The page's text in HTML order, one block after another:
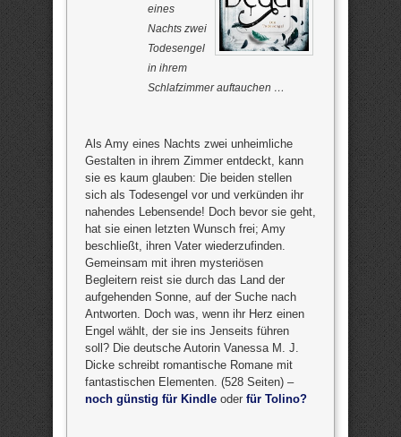
eines
Nachts zwei
Todesengel
in ihrem
Schlafzimmer auftauchen …
Als Amy eines Nachts zwei unheimliche
Gestalten in ihrem Zimmer entdeckt, kann
sie es kaum glauben: Die beiden stellen
sich als Todesengel vor und verkünden ihr
nahendes Lebensende! Doch bevor sie geht,
hat sie einen letzten Wunsch frei; Amy
beschließt, ihren Vater wiederzufinden.
Gemeinsam mit ihren mysteriösen
Begleitern reist sie durch das Land der
aufgehenden Sonne, auf der Suche nach
Antworten. Doch was, wenn ihr Herz einen
Engel wählt, der sie ins Jenseits führen
soll? Die deutsche Autorin Vanessa M. J.
Dicke schreibt romantische Romane mit
fantastischen Elementen. (528 Seiten) –
noch günstig für Kindle oder für Tolino?